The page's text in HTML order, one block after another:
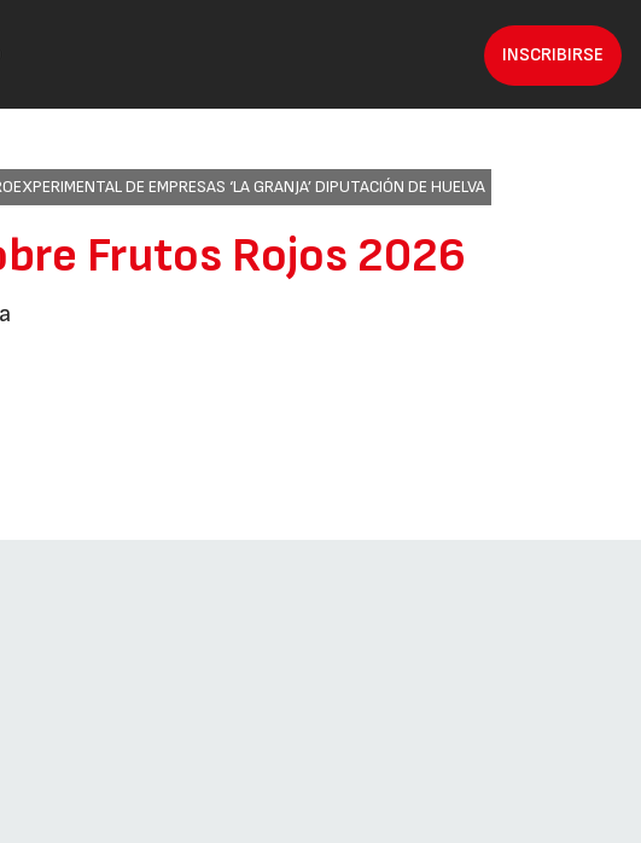
INSCRIBIRSE
DE EMPRESAS ‘LA GRANJA’ DIPUTACIÓN DE HUELVA
Frutos Rojos 2026